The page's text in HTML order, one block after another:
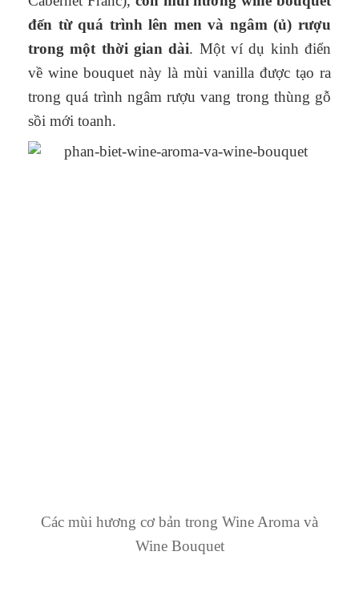
đến từ quá trình lên men và ngâm (ủ) rượu
trong một thời gian dài. Một ví dụ kinh điển
về wine bouquet này là mùi vanilla được tạo ra
trong quá trình ngâm rượu vang trong thùng gỗ
sồi mới toanh.
Các mùi hương cơ bản trong Wine Aroma và
Wine Bouquet